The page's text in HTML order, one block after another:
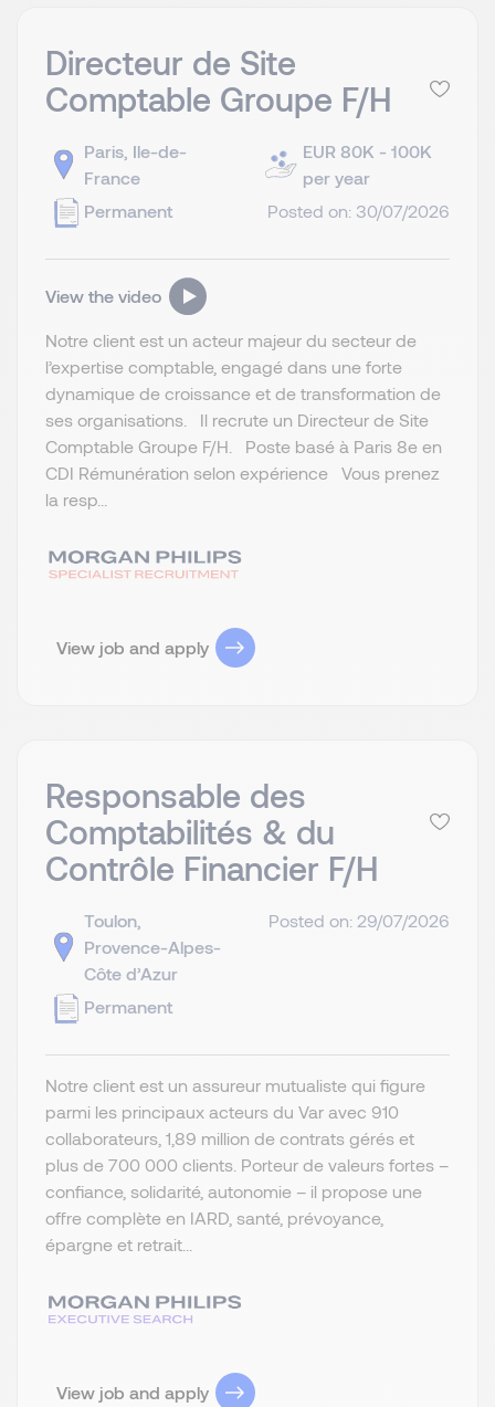
Directeur de Site
Comptable Groupe F/H
Paris, Ile-de-
France
Permanent
EUR 80K - 100K
per year
Posted on: 30/07/2026
View the video
Notre client est un acteur majeur du secteur de
l’expertise comptable, engagé dans une forte
dynamique de croissance et de transformation de
ses organisations. Il recrute un Directeur de Site
Comptable Groupe F/H. Poste basé à Paris 8e en
CDI Rémunération selon expérience Vous prenez
la resp...
View job and apply
Responsable des
Comptabilités & du
Contrôle Financier F/H
Toulon,
Provence-Alpes-
Côte d’Azur
Permanent
Posted on: 29/07/2026
Notre client est un assureur mutualiste qui figure
parmi les principaux acteurs du Var avec 910
collaborateurs, 1,89 million de contrats gérés et
plus de 700 000 clients. Porteur de valeurs fortes –
confiance, solidarité, autonomie – il propose une
offre complète en IARD, santé, prévoyance,
épargne et retrait...
View job and apply